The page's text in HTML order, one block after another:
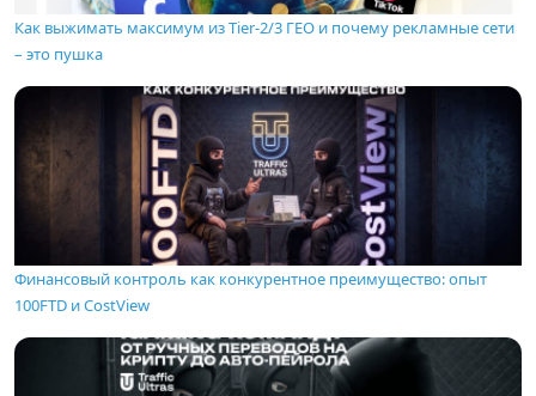
Как выжимать максимум из Tier-2/3 ГЕО и почему рекламные сети
– это пушка
Финансовый контроль как конкурентное преимущество: опыт
100FTD и CostView